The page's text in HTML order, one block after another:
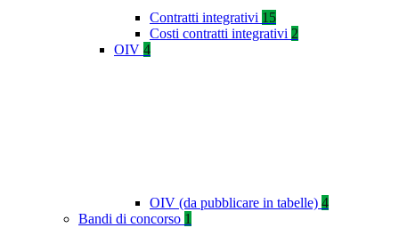
Contratti integrativi 15
Costi contratti integrativi 2
OIV 4
OIV (da pubblicare in tabelle) 4
Bandi di concorso 1